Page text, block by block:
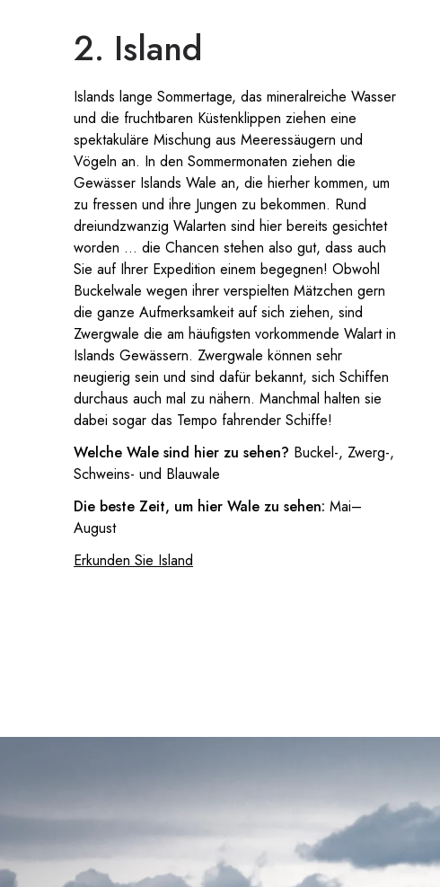
2. Island
Islands lange Sommertage, das mineralreiche Wasser
und die fruchtbaren Küstenklippen ziehen eine
spektakuläre Mischung aus Meeressäugern und
Vögeln an. In den Sommermonaten ziehen die
Gewässer Islands Wale an, die hierher kommen, um
zu fressen und ihre Jungen zu bekommen. Rund
dreiundzwanzig Walarten sind hier bereits gesichtet
worden … die Chancen stehen also gut, dass auch
Sie auf Ihrer Expedition einem begegnen! Obwohl
Buckelwale wegen ihrer verspielten Mätzchen gern
die ganze Aufmerksamkeit auf sich ziehen, sind
Zwergwale die am häufigsten vorkommende Walart in
Islands Gewässern. Zwergwale können sehr
neugierig sein und sind dafür bekannt, sich Schiffen
durchaus auch mal zu nähern. Manchmal halten sie
dabei sogar das Tempo fahrender Schiffe!
Welche Wale sind hier zu sehen? Buckel-, Zwerg-,
Schweins- und Blauwale
Die beste Zeit, um hier Wale zu sehen: Mai–
August
Erkunden Sie Island